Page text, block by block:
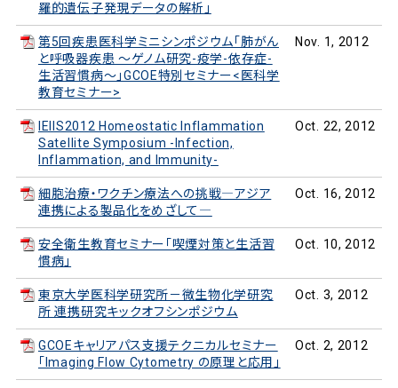
羅的遺伝子発現データの解析」
第5回疾患医科学ミニシンポジウム「肺がん
と呼吸器疾患 ～ゲノム研究-疫学-依存症-
生活習慣病～」GCOE特別セミナー<医科学
教育セミナー>
Nov. 1, 2012
IEIIS2012 Homeostatic Inflammation
Satellite Symposium -Infection,
Inflammation, and Immunity-
Oct. 22, 2012
細胞治療・ワクチン療法への挑戦―アジア
連携による製品化をめざして―
Oct. 16, 2012
安全衛生教育セミナー「喫煙対策と生活習
慣病」
Oct. 10, 2012
東京大学医科学研究所－微生物化学研究
所 連携研究キックオフシンポジウム
Oct. 3, 2012
GCOEキャリアパス支援テクニカルセミナー
「Imaging Flow Cytometry の原理と応用」
Oct. 2, 2012